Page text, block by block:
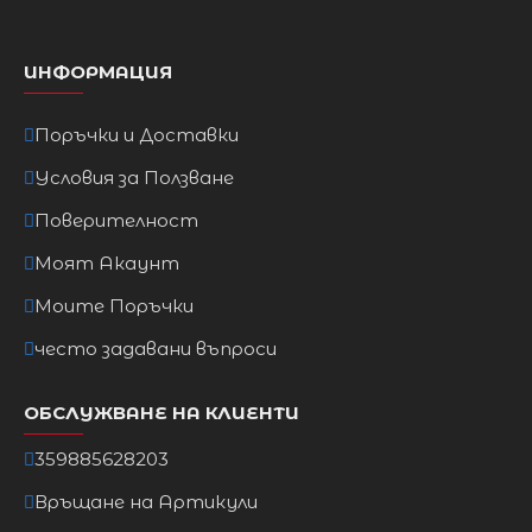
ИНФОРМАЦИЯ
Поръчки и Доставки
Условия за Ползване
Поверителност
Моят Акаунт
Моите Поръчки
често задавани въпроси
ОБСЛУЖВАНЕ НА КЛИЕНТИ
359885628203
Връщане на Артикули